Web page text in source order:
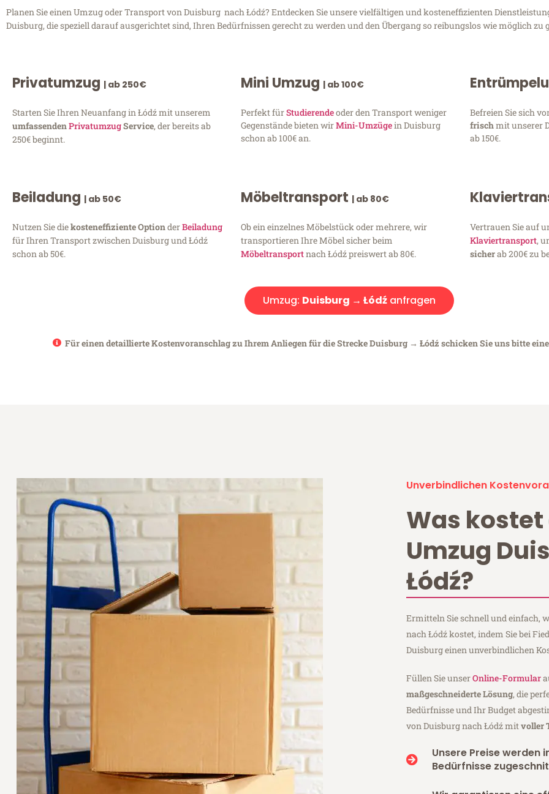
Planen Sie einen Umzug oder Transport von Duisburg nach Łódź? Entdecken Sie unsere vielfältigen und kosteneffizienten
Duisburg, die speziell darauf ausgerichtet sind, Ihren Bedürfnissen gerecht zu werden und den Übergang so reibungslos wie möglich zu
Privatumzug | ab 250€
Starten Sie Ihren Neuanfang in Łódź mit unserem
umfassendenPrivatumzugService, der bereits ab
250€ beginnt.
Mini Umzug | ab 100€
Perfekt fürStudierendeoder den Transport weniger
Gegenstände bieten wirMini-Umzügein Duisburg
schon ab 100€ an.
Befreien Sie sich
frischmit unserer
ab 150€.
Beiladung | ab 50€
Nutzen Sie diekosteneffiziente OptionderBeiladung
für Ihren Transport zwischen Duisburg und Łódź
schon ab 50€.
Möbeltransport | ab 80€
Ob ein einzelnes Möbelstück oder mehrere, wir
transportieren Ihre Möbel sicher beim
Möbeltransportnach Łódź preiswert ab 80€.
Vertrauen Sie auf
Klaviertransport,
sicherab 200€ zu
Umzug: Duisburg → Łódź anfragen
Für einen detaillierte Kostenvoranschlag zu Ihrem Anliegen für die Strecke Duisburg → Łódź schicken Sie uns bitte
Unverbindlichen
Was kostet
Umzug
Łódź?
Ermitteln Sie schnell und einfach,
nach Łódź kostet, indem Sie bei
Duisburg einen unverbindlichen
Füllen Sie unserOnline-Formular
maßgeschneiderte Lösung, die
Bedürfnisse und Ihr Budget
von Duisburg nach Łódź mitvoller
Unsere Preise werden
Bedürfnisse